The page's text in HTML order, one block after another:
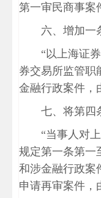
第一审民商事案
六、增加一
“以上海证
券交易所监管职
金融行政案件，
七、将第四
“当事人对
规定第一条第一
和涉金融行政案
申请再审案件，